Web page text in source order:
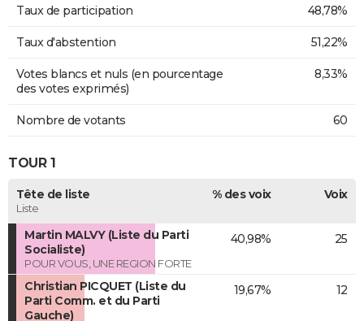
Taux de participation 48,78%
Taux d'abstention 51,22%
Votes blancs et nuls (en pourcentage
des votes exprimés)
8,33%
Nombre de votants 60
TOUR 1
Tête de liste
Liste
% des voix Voix
Martin MALVY (Liste du Parti
Socialiste)
POUR VOUS, UNE REGION FORTE
40,98% 25
Christian PICQUET (Liste du
Parti Comm. et du Parti
Gauche)
19,67% 12